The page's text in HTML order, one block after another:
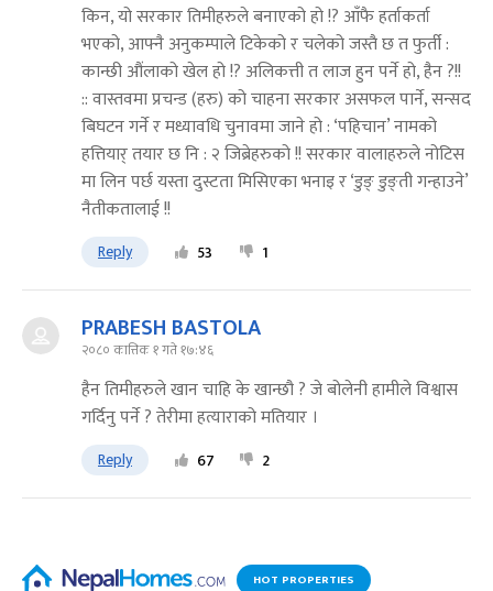
किन, यो सरकार तिमीहरुले बनाएको हो !? आँफै हर्ताकर्ता
भएको, आफ्नै अनुकम्पाले टिकेको र चलेको जस्तै छ त फुर्ती :
कान्छी औंलाको खेल हो !? अलिकत्ती त लाज हुन पर्ने हो, हैन ?!!
:: वास्तवमा प्रचन्ड (हरु) को चाहना सरकार असफल पार्ने, सन्सद
बिघटन गर्ने र मध्यावधि चुनावमा जाने हो : ‘पहिचान’ नामको
हत्तियार् तयार छ नि : २ जिब्रेहरुको !! सरकार वालाहरुले नोटिस
मा लिन पर्छ यस्ता दुस्टता मिसिएका भनाइ र ‘डुङ् डुङ्ती गन्हाउने’
नैतीकतालाई !!
Reply 53 1
PRABESH BASTOLA
२०८० कात्तिक १ गते १७:४६
हैन तिमीहरुले खान चाहि के खान्छौ ? जे बोलेनी हामीले विश्वास
गर्दिनु पर्ने ? तेरीमा हत्याराको मतियार ।
Reply 67 2
HOT PROPERTIES